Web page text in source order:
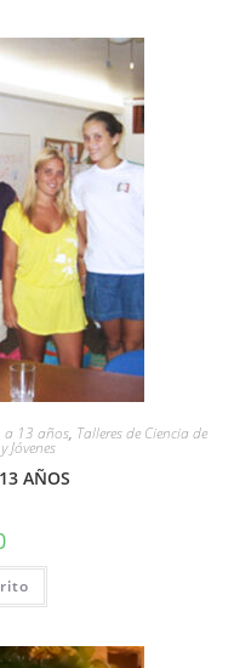
a 13 años, Talleres de Ciencia de
Jóvenes
AÑOS